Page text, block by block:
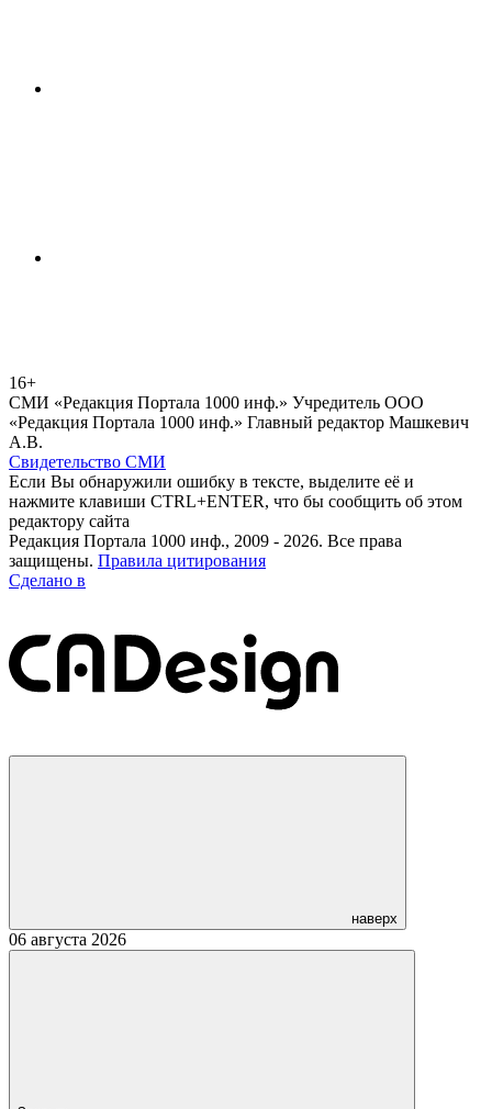
16+
СМИ «Редакция Портала 1000 инф.» Учредитель ООО
«Редакция Портала 1000 инф.» Главный редактор Машкевич
А.В.
Свидетельство СМИ
Если Вы обнаружили ошибку в тексте, выделите её и
нажмите клавиши CTRL+ENTER, что бы сообщить об этом
редактору сайта
Редакция Портала 1000 инф., 2009 - 2026. Все права
защищены. Правила цитирования
Сделано в
наверх
06 августа 2026